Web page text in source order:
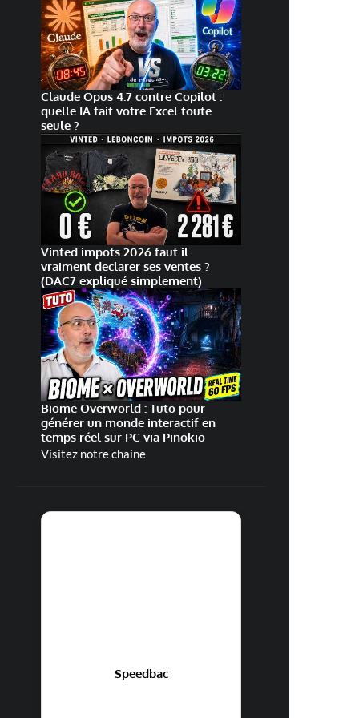
Claude Opus 4.7 contre Copilot :
quelle IA fait votre Excel toute
seule ?
Vinted impots 2026 faut il
vraiment declarer ses ventes ?
(DAC7 expliqué simplement)
Biome Overworld : Tuto pour
générer un monde interactif en
temps réel sur PC via Pinokio
Visitez notre chaine
Speedbac